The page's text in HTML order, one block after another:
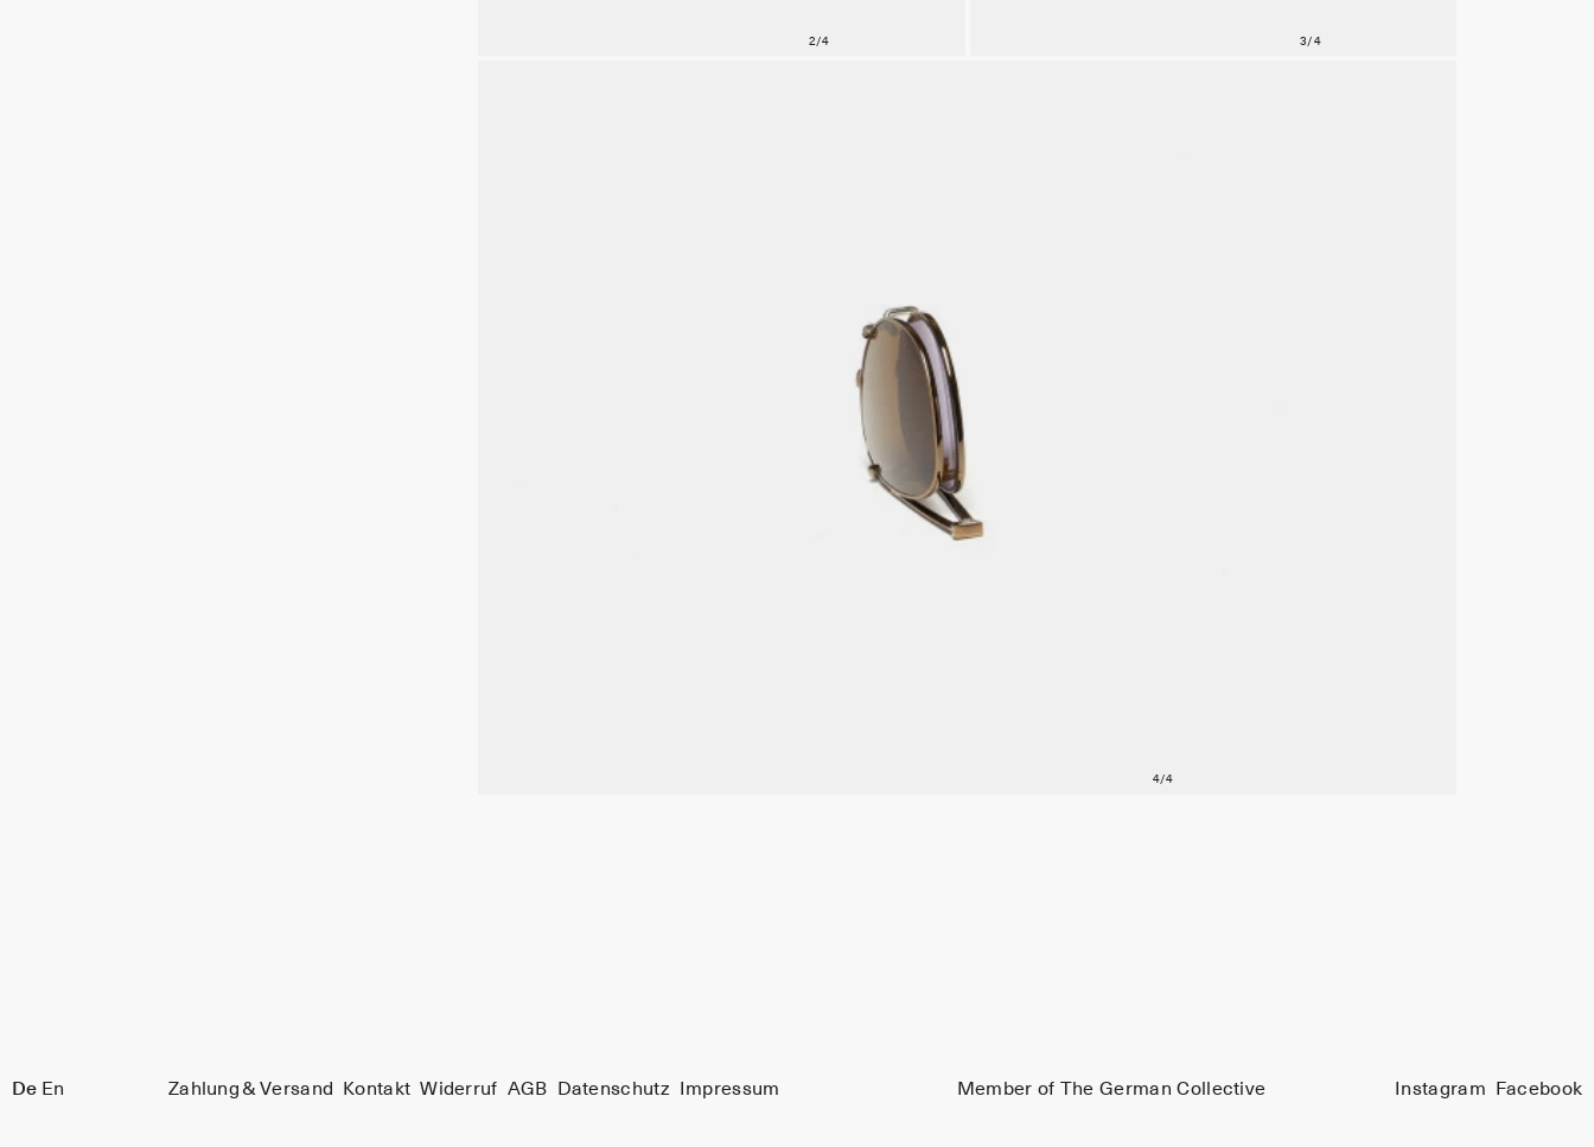
De En Zahlung & Versand Kontakt Widerruf AGB Datenschutz Impressum Member of The German Collective Instagram Facebook